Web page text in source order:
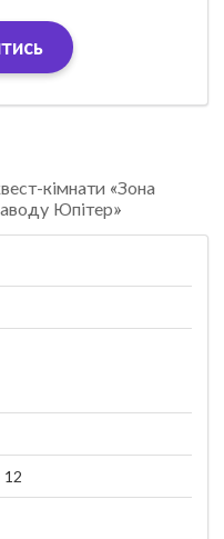
кімнати «Зона
Юпітер»
12